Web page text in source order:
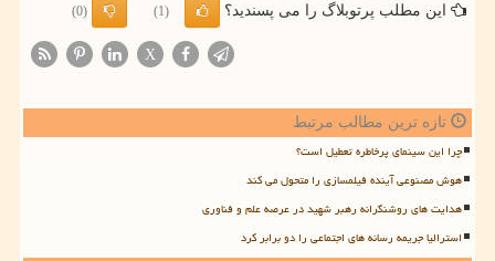
این مطلب پرتوبلاگ را می پسندید؟ (1)
(0)
X
تازه ترین مطالب مرتبط
چرا این سینمای پرخاطره تعطیل است؟
هوش مصنوعی آینده فیلمسازی را متحول می کند
هدایت های روشنگرانه رهبر شهید در عرصه علم و فناوری
استرالیا جریمه رسانه های اجتماعی را دو برابر کرد